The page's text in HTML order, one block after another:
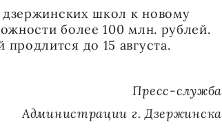
дзержинских школ к новому
более 100 млн. рублей.
до 15 августа.
Пресс-служба
Администрации г. Дзержинска